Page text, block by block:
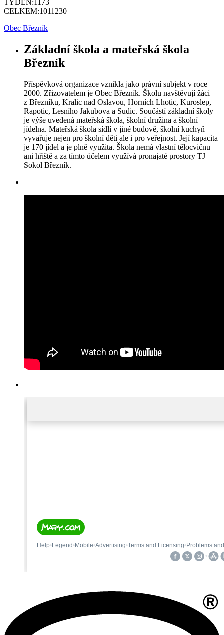
TÝDEN:1173
CELKEM:1011230
Obec Březník
Základní škola a mateřská škola
Březník
Příspěvková organizace vznikla jako právní subjekt v roce
2000. Zřizovatelem je Obec Březník. Školu navštěvují žáci
z Březníku, Kralic nad Oslavou, Horních Lhotic, Kuroslep,
Rapotic, Lesního Jakubova a Sudic. Součástí základní školy
je výše uvedená mateřská škola, školní družina a školní
jídelna. Mateřská škola sídlí v jiné budově, školní kuchyň
vyvařuje nejen pro školní děti ale i pro veřejnost. Její kapacita
je 170 jídel a je plně využita. Škola nemá vlastní tělocvičnu
ani hřiště a za tímto účelem využívá pronajaté prostory TJ
Sokol Březník.